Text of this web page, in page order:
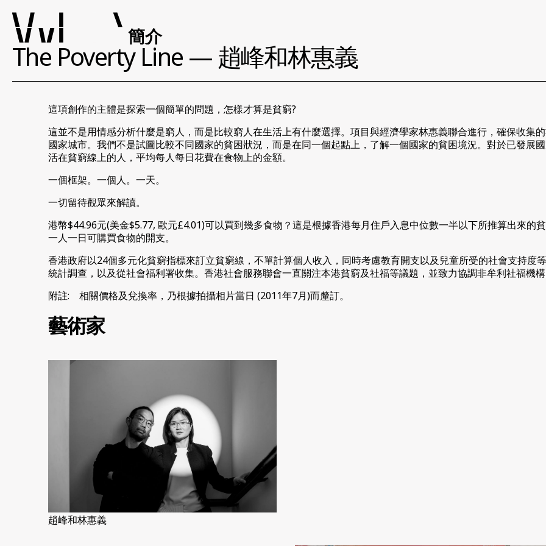
簡介
The Poverty Line — 趙峰和林惠義
這項創作的主體是探索一個簡單的問題，怎樣才算是貧窮?
這並不是用情感分析什麼是窮人，而是比較窮人在生活上有什麼選擇。項目與經濟學家林惠義聯合進行，確保收集
國家城市。我們不是試圖比較不同國家的貧困狀況，而是在同一個起點上，了解一個國家的貧困境況。對於已發展
活在貧窮線上的人，平均每人每日花費在食物上的金額。
一個框架。一個人。一天。
一切留待觀眾來解讀。
港幣$44.96元(美金$5.77, 歐元£4.01)可以買到幾多食物？這是根據香港每月住戶入息中位數一半以下所推算出來的
一人一日可購買食物的開支。
香港政府以24個多元化貧窮指標來訂立貧窮線，不單計算個人收入，同時考慮教育開支以及兒童所受的社會支持度
統計調查，以及從社會福利署收集。香港社會服務聯會一直關注本港貧窮及社福等議題，並致力協調非牟利社福機構
附註: 相關價格及兌換率，乃根據拍攝相片當日 (2011年7月)而釐訂。
藝術家
趙峰和林惠義